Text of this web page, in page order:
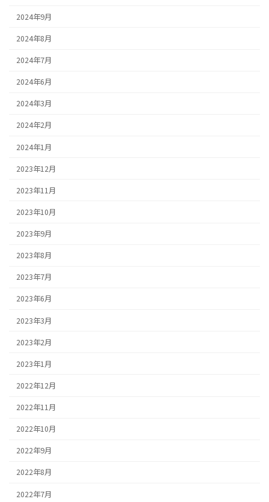
2024年9月
2024年8月
2024年7月
2024年6月
2024年3月
2024年2月
2024年1月
2023年12月
2023年11月
2023年10月
2023年9月
2023年8月
2023年7月
2023年6月
2023年3月
2023年2月
2023年1月
2022年12月
2022年11月
2022年10月
2022年9月
2022年8月
2022年7月